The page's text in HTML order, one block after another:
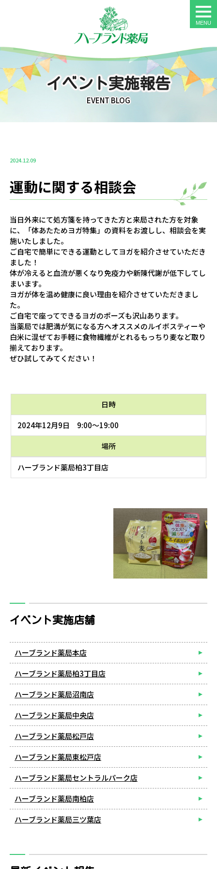
イベント実施報告
EVENT BLOG
2024.12.09
運動に関する相談会
当日外来にて処方箋を持ってきた方と来局された方を対象
に、「体あたためヨガ特集」の資料をお渡しし、相談会を実
施いたしました。
ご自宅で簡単にできる運動としてヨガを紹介させていただき
ました！
体が冷えると血流が悪くなり免疫力や新陳代謝が低下してし
まいます。
ヨガが体を温め健康に良い理由を紹介させていただきまし
た。
ご自宅で座ってできるヨガのポーズも沢山あります。
当薬局では肥満が気になる方へオススメのルイボスティーや
白米に混ぜてお手軽に食物繊維がとれるもっちり麦など取り
揃えております。
ぜひ試してみてください！
日時
2024年12月9日 9:00～19:00
場所
ハーブランド薬局柏3丁目店
イベント実施店舗
ハーブランド薬局本店
ハーブランド薬局柏3丁目店
ハーブランド薬局沼南店
ハーブランド薬局中央店
ハーブランド薬局松戸店
ハーブランド薬局東松戸店
ハーブランド薬局セントラルパーク店
ハーブランド薬局南柏店
ハーブランド薬局三ツ葉店